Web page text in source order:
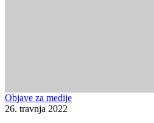
Objave za medije
26. travnja 2022